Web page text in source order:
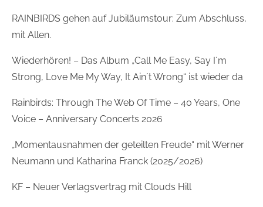
RAINBIRDS gehen auf Jubiläumstour: Zum Abschluss,
mit Allen.
Wiederhören! – Das Album „Call Me Easy, Say I´m
Strong, Love Me My Way, It Ain´t Wrong“ ist wieder da
Rainbirds: Through The Web Of Time – 40 Years, One
Voice – Anniversary Concerts 2026
„Momentausnahmen der geteilten Freude“ mit Werner
Neumann und Katharina Franck (2025/2026)
KF – Neuer Verlagsvertrag mit Clouds Hill